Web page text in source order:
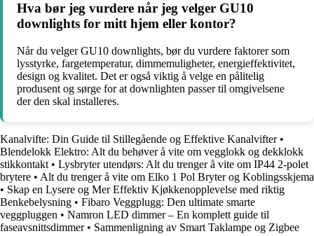
Hva bør jeg vurdere når jeg velger GU10
downlights for mitt hjem eller kontor?
Når du velger GU10 downlights, bør du vurdere faktorer som
lysstyrke, fargetemperatur, dimmemuligheter, energieffektivitet,
design og kvalitet. Det er også viktig å velge en pålitelig
produsent og sørge for at downlighten passer til omgivelsene
der den skal installeres.
Kanalvifte: Din Guide til Stillegående og Effektive Kanalvifter•
Blendelokk Elektro: Alt du behøver å vite om vegglokk og dekklokk
stikkontakt • Lysbryter utendørs: Alt du trenger å vite om IP44 2-polet
brytere • Alt du trenger å vite om Elko 1 Pol Bryter og Koblingsskjema
• Skap en Lysere og Mer Effektiv Kjøkkenopplevelse med riktig
Benkebelysning • Fibaro Veggplugg: Den ultimate smarte
veggpluggen • Namron LED dimmer – En komplett guide til
faseavsnittsdimmer• Sammenligning av Smart Taklampe og Zigbee